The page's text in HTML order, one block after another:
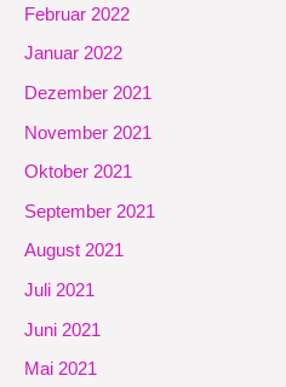
Februar 2022
Januar 2022
Dezember 2021
November 2021
Oktober 2021
September 2021
August 2021
Juli 2021
Juni 2021
Mai 2021